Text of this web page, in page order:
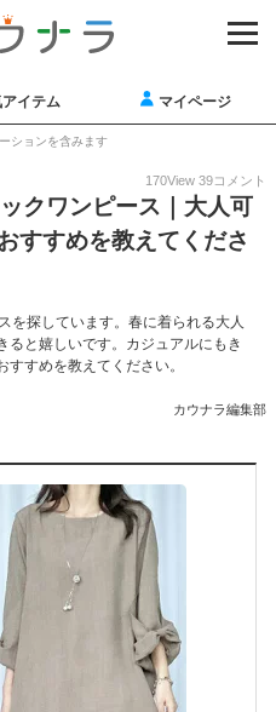
アイテム マイページ
ションを含みます
170View 39コメント
クワンピース｜大人可
すすめを教えてくださ
を探しています。春に着られる大人
ると嬉しいです。カジュアルにもき
すめを教えてください。
カウナラ編集部